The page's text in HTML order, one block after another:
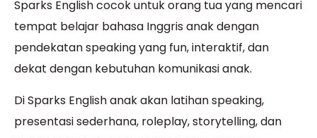
Sparks English cocok untuk orang tua yang mencari
tempat belajar bahasa Inggris anak dengan
pendekatan speaking yang fun, interaktif, dan
dekat dengan kebutuhan komunikasi anak.
Di Sparks English anak akan latihan speaking,
presentasi sederhana, roleplay, storytelling, dan